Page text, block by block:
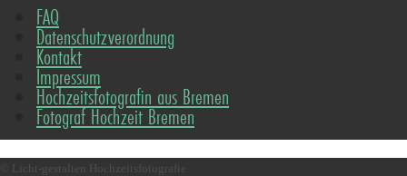
FAQ
Datenschutzverordnung
Kontakt
Impressum
Hochzeitsfotografin aus Bremen
Fotograf Hochzeit Bremen
© Licht-gestalten Hochzeitsfotografie